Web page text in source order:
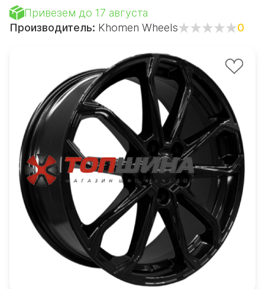
Привезем до 17 августа
Производитель: Khomen Wheels 0